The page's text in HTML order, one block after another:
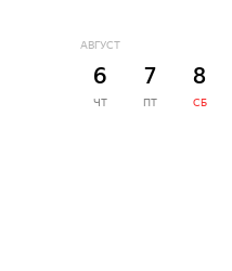
АВГУСТ
6
ЧТ
7
ПТ
8
СБ